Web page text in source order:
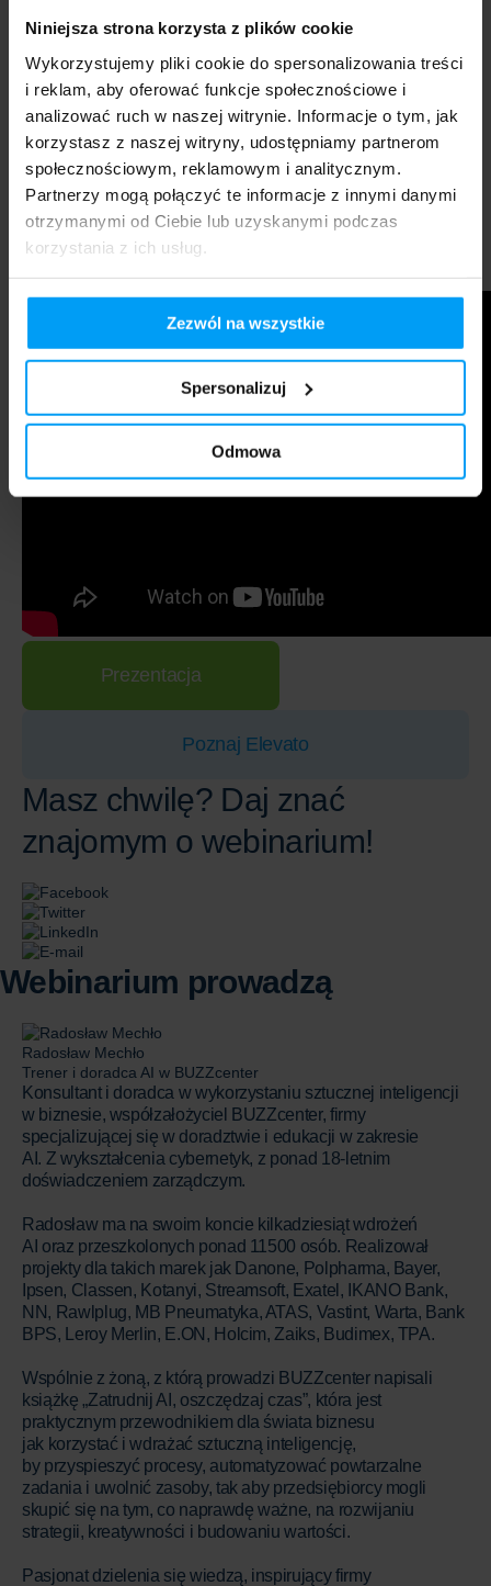
Niniejsza strona korzysta z plików cookie
Wykorzystujemy pliki cookie do spersonalizowania treści
i reklam, aby oferować funkcje społecznościowe i
analizować ruch w naszej witrynie. Informacje o tym, jak
korzystasz z naszej witryny, udostępniamy partnerom
społecznościowym, reklamowym i analitycznym.
Partnerzy mogą połączyć te informacje z innymi danymi
otrzymanymi od Ciebie lub uzyskanymi podczas
korzystania z ich usług.
Zezwól na wszystkie
Spersonalizuj
Odmowa
Pomiń i przejdź dalej
Prezentacja
Poznaj Elevato
Masz chwilę? Daj znać
znajomym o webinarium!
Webinarium prowadzą
Radosław Mechło
Trener i doradca AI w BUZZcenter
Konsultant i doradca w wykorzystaniu sztucznej inteligencji
w biznesie, współzałożyciel BUZZcenter, firmy
specjalizującej się w doradztwie i edukacji w zakresie
AI. Z wykształcenia cybernetyk, z ponad 18-letnim
doświadczeniem zarządczym.
Radosław ma na swoim koncie kilkadziesiąt wdrożeń
AI oraz przeszkolonych ponad 11500 osób. Realizował
projekty dla takich marek jak Danone, Polpharma, Bayer,
Ipsen, Classen, Kotanyi, Streamsoft, Exatel, IKANO Bank,
NN, Rawlplug, MB Pneumatyka, ATAS, Vastint, Warta, Bank
BPS, Leroy Merlin, E.ON, Holcim, Zaiks, Budimex, TPA.
Wspólnie z żoną, z którą prowadzi BUZZcenter napisali
książkę „Zatrudnij AI, oszczędzaj czas”, która jest
praktycznym przewodnikiem dla świata biznesu
jak korzystać i wdrażać sztuczną inteligencję,
by przyspieszyć procesy, automatyzować powtarzalne
zadania i uwolnić zasoby, tak aby przedsiębiorcy mogli
skupić się na tym, co naprawdę ważne, na rozwijaniu
strategii, kreatywności i budowaniu wartości.
Pasjonat dzielenia się wiedzą, inspirujący firmy